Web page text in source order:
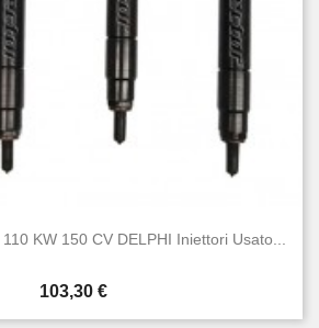
KW 150 CV DELPHI Iniettori Usato...
Prezzo
103,30 €